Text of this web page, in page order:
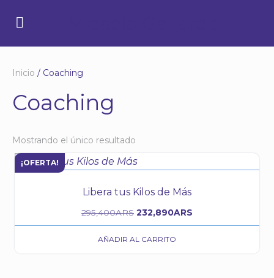
Inicio / Coaching
Coaching
Mostrando el único resultado
¡OFERTA!
Libera tus Kilos de Más
295,400ARS 232,890ARS
AÑADIR AL CARRITO